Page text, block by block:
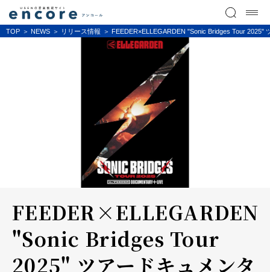
TOP NEWS リリース情報 FEEDER×ELLEGARDEN "Sonic Bridges Tour 2025"
FEEDER×ELLEGARDEN
"Sonic Bridges Tour
2025" ツアードキュメンタ